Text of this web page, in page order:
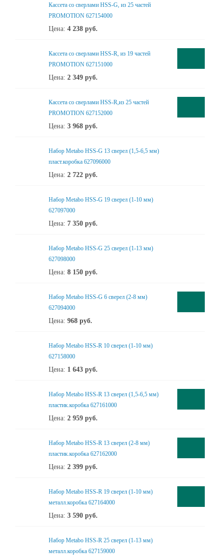
Кассета со сверлами HSS-G, из 25 частей
PROMOTION 627154000
Цена: 4 238 руб.
Кассета со сверлами HSS-R, из 19 частей
PROMOTION 627151000
Цена: 2 349 руб.
Кассета со сверлами HSS-R,из 25 частей
PROMOTION 627152000
Цена: 3 968 руб.
Набор Metabo HSS-G 13 сверел (1,5-6,5 мм)
пласт.коробка 627096000
Цена: 2 722 руб.
Набор Metabo HSS-G 19 сверел (1-10 мм)
627097000
Цена: 7 350 руб.
Набор Metabo HSS-G 25 сверел (1-13 мм)
627098000
Цена: 8 150 руб.
Набор Metabo HSS-G 6 сверел (2-8 мм)
627094000
Цена: 968 руб.
Набор Metabo HSS-R 10 сверел (1-10 мм)
627158000
Цена: 1 643 руб.
Набор Metabo HSS-R 13 сверел (1,5-6,5 мм)
пластик.коробка 627161000
Цена: 2 959 руб.
Набор Metabo HSS-R 13 сверел (2-8 мм)
пластик.коробка 627162000
Цена: 2 399 руб.
Набор Metabo HSS-R 19 сверел (1-10 мм)
металл.коробка 627164000
Цена: 3 590 руб.
Набор Metabo HSS-R 25 сверел (1-13 мм)
металл.коробка 627159000